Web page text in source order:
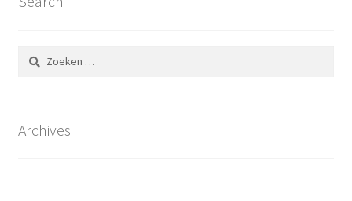
Zoeken
naar:
Archives